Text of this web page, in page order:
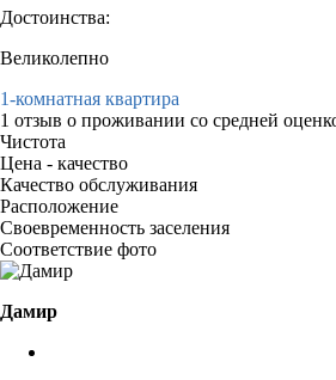
Достоинства:
Великолепно
1-комнатная квартира
1 отзыв о проживании со средней
Чистота
Цена - качество
Качество обслуживания
Расположение
Своевременность заселения
Соответствие фото
Дамир